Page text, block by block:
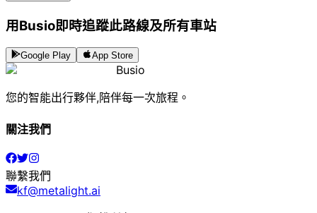
用Busio即時追蹤此路線及所有車站
Google Play App Store
Busio
您的智能出行夥伴,陪伴每一次旅程。
關注我們
聯繫我們
kf@metalight.ai